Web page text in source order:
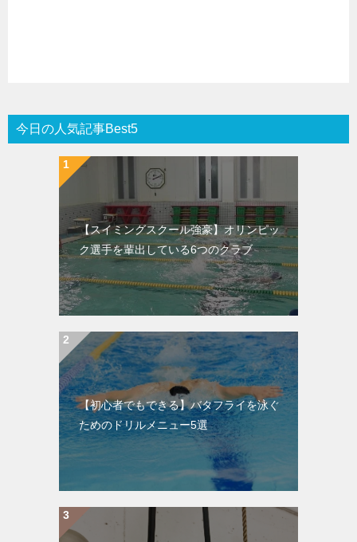
今日の人気記事Best5
【スイミングスクール強豪】オリンピッ
ク選手を輩出している6つのクラブ
【初心者でもできる】バタフライを泳ぐ
ためのドリルメニュー5選